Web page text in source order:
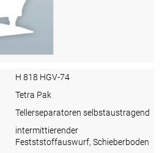
H 818 HGV-74
Tetra Pak
Tellerseparatoren selbstaustragend
intermittierender
Festststoffauswurf, Schieberboden